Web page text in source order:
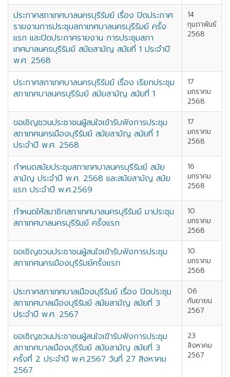
ประกาศสภาเทศบาลนครบุรีรัมย์ เรื่อง ปิดประกาศ
รายงานการประชุมสภาเทศบาลนครบุรีรัมย์ ครั้ง
แรก และปิดประกาศรายงาน การประชุมสภา
เทศบาลนครบุรีรัมย์ สมัยสามัญ สมัยที่ 1 ประจำปี
พ.ศ. 2568
14
กุมภาพันธ์
2568
ประกาศสภาเทศบาลนครบุรีรัมย์ เรื่อง เรียกประชุม
สภาเทศบาลนครบุรีรัมย์ สมัยสามัญ สมัยที่ 1
17
มกราคม
2568
ขอเชิญชวนประชาชนผู้สนใจเข้ารับฟังการประชุม
สภาเทศนครเมืองบุรีรัมย์ สมัยสามัญ สมัยที่ 1
ประจำปี พ.ศ. 2568
17
มกราคม
2568
กำหนดสมัยประชุมสภาเทศบาลนครบุรีรัมย์ สมัย
สามัญ ประจำปี พ.ศ. 2568 และสมัยสามัญ สมัย
แรก ประจำปี พ.ศ.2569
16
มกราคม
2568
กำหนดให้สมาชิกสภาเทศบาลนครบุรีรัมย์ มาประชุม
สภาเทศบาลนครบุรีรัมย์ ครั้งแรก
10
มกราคม
2568
ขอเชิญชวนประชาชนผู้สนใจเข้ารับฟังการประชุม
สภาเทศนครเมืองบุรีรัมย์ครั้งแรก
10
มกราคม
2568
ประกาศสภาเทศบาลเมืองบุรีรัมย์ เรื่อง ปิดประชุม
สภาเทศบาลเมืองบุรีรัมย์ สมัยสามัญ สมัยที่ 3
ประจำปี พ.ศ. 2567
06
กันยายน
2567
ขอเชิญชวนประชาชนผู้สนใจเข้ารับฟังการประชุม
สภาเทศบาลเมืองบุรีรัมย์ สมัยสามัญ สมัยที่ 3
ครั้งที่ 2 ประจำปี พ.ศ.2567 วันที่ 27 สิงหาคม
2567
23
สิงหาคม
2567